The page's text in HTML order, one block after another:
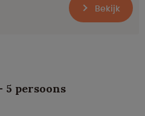
Bekijk
5 persoons